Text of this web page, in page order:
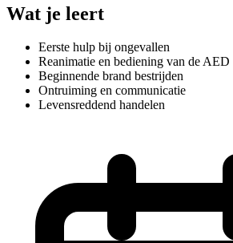
Wat je leert
Eerste hulp bij ongevallen
Reanimatie en bediening van de AED
Beginnende brand bestrijden
Ontruiming en communicatie
Levensreddend handelen